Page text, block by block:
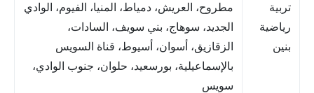
تربية
رياضية
بنين
مطروح، العريش، دمياط، المنيا، الفيوم، الوادي
الجديد، سوهاج، بني سويف، السادات،
الزقازيق، أسوان، أسيوط، قناة السويس
بالإسماعيلية، بورسعيد، حلوان، جنوب الوادي،
سويس